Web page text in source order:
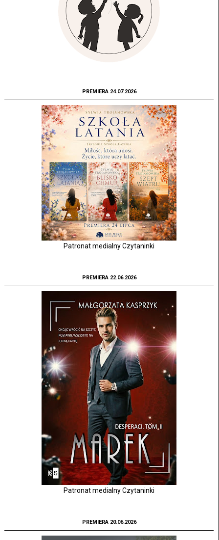
PREMIERA 24.07.2026
Patronat medialny Czytaninki
PREMIERA 22.06.2026
Patronat medialny Czytaninki
PREMIERA 20.06.2026